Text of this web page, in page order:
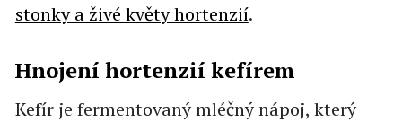
stonky a živé květy hortenzií.
Hnojení hortenzií kefírem
Kefír je fermentovaný mléčný nápoj, který